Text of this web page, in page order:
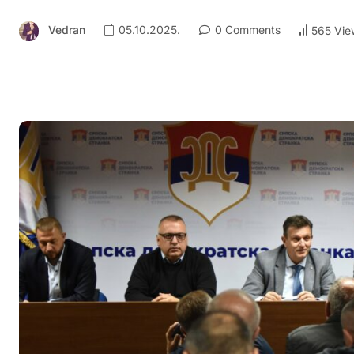
Vedran 05.10.2025. 0 Comments 565